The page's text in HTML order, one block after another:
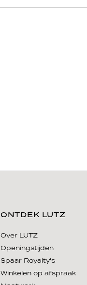
ONTDEK LUTZ
Over LUTZ
Openingstijden
Spaar Royalty's
Winkelen op afspraak